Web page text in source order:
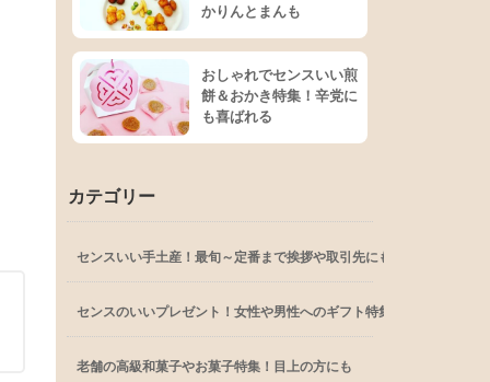
かりんとまんも
おしゃれでセンスいい煎
餅＆おかき特集！辛党に
も喜ばれる
カテゴリー
センスいい手土産！最旬～定番まで挨拶や取引先にも
センスのいいプレゼント！女性や男性へのギフト特集
老舗の高級和菓子やお菓子特集！目上の方にも